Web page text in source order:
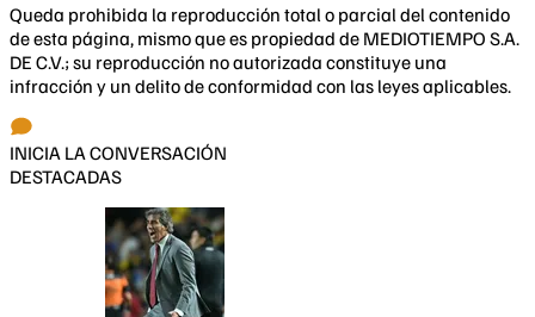
Queda prohibida la reproducción total o parcial del contenido
de esta página, mismo que es propiedad de MEDIOTIEMPO S.A.
DE C.V.; su reproducción no autorizada constituye una
infracción y un delito de conformidad con las leyes aplicables.
INICIA LA CONVERSACIÓN
DESTACADAS